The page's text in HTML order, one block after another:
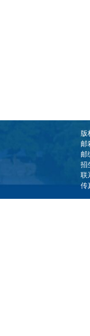
版
邮
邮
招
联
传